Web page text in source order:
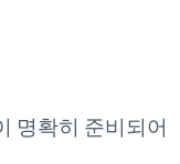
명확히 준비되어